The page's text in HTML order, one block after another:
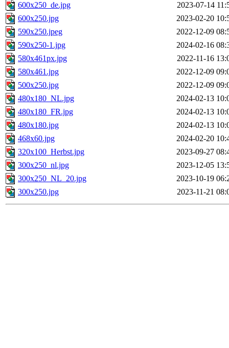
600x250_de.jpg
2023-07-14
600x250.jpg
2023-02-20
590x250.jpeg
2022-12-09
590x250-1.jpg
2024-02-16
580x461px.jpg
2022-11-16
580x461.jpg
2022-12-09
500x250.jpg
2022-12-09
480x180_NL.jpg
2024-02-13
480x180_FR.jpg
2024-02-13
480x180.jpg
2024-02-13
468x60.jpg
2024-02-20
320x100_Herbst.jpg
2023-09-27
300x250_nl.jpg
2023-12-05
300x250_NL_20.jpg
2023-10-19
300x250.jpg
2023-11-21